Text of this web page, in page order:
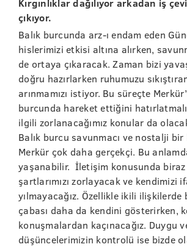
Kırgınlıklar dağılıyor arkadan iş
çıkıyor.
Balık burcunda arz-ı endam eden
hislerimizi etkisi altına alırken,
de ortaya çıkaracak. Zaman bizi
doğru hazırlarken ruhumuzu
arınmamızı istiyor. Bu süreçte
burcunda hareket ettiğini
ilgili zorlanacağımız konular da
Balık burcu savunmacı ve nostalji
Merkür çok daha gerçekçi. Bu
yaşanabilir. İletişim konusunda biraz
şartlarımızı zorlayacak ve kendimizi
yılmayacağız. Özellikle ikili
çabası daha da kendini gösterirken,
konuşmalardan kaçınacağız. Duygu
düşüncelerimizin kontrolü ise bizde